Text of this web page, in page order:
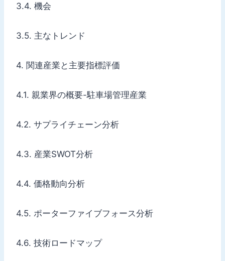
3.4. 機会
3.5. 主なトレンド
4. 関連産業と主要指標評価
4.1. 親業界の概要-駐車場管理産業
4.2. サプライチェーン分析
4.3. 産業SWOT分析
4.4. 価格動向分析
4.5. ポーターファイブフォース分析
4.6. 技術ロードマップ